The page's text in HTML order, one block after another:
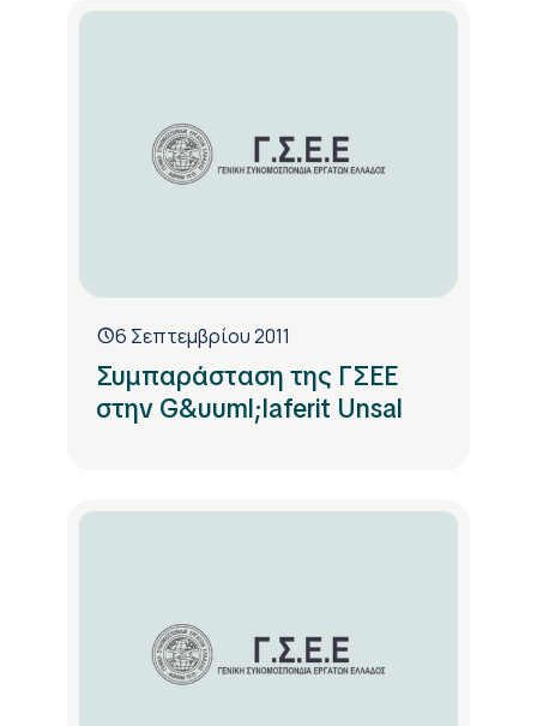
6 Σεπτεμβρίου 2011
Συμπαράσταση της ΓΣΕΕ
στην G&uuml;laferit Unsal